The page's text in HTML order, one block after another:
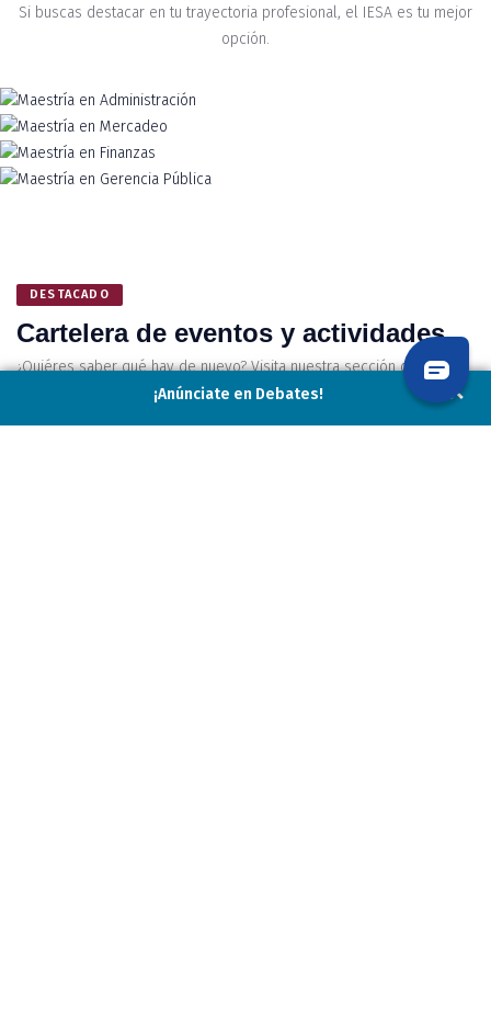
Si buscas destacar en tu trayectoria profesional, el IESA es tu mejor
opción.
Maestría en Finanzas
Maestría en Gerencia Pública
DESTACADO
Cartelera de eventos y actividades
¿Quiéres saber qué hay de nuevo? Visita nuestra sección de
eventos y actividades más destacados
¡Anúnciate en Debates!